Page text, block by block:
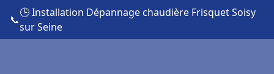
📞
🕒 Installation Dépannage chaudière Frisquet Soisy
sur Seine